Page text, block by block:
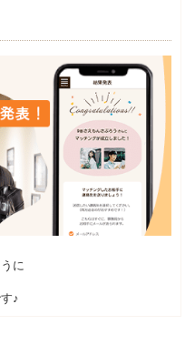
に
♪